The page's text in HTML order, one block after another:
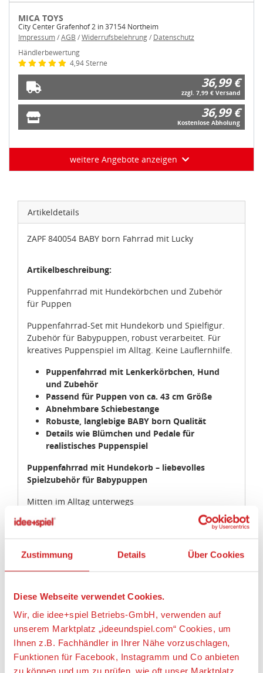
Zustimmung Details Über Cookies
Diese Webseite verwendet Cookies.
Wir, die idee+spiel Betriebs-GmbH, verwenden auf
unserem Marktplatz „ideeundspiel.com“ Cookies, um
Ihnen z.B. Fachhändler in Ihrer Nähe vorzuschlagen,
Funktionen für Facebook, Instagramm und Co anbieten
zu können und um zu prüfen, wie oft unser Marktplatz
MICA TOYS
City Center Grafenhof 2 in 37154 Northeim
Impressum/AGB /Widerrufsbelehrung/ Datenschutz
Händlerbewertung
4,94 Sterne
36,99 €
zzgl. 7,99 € Versand
36,99 €
Kostenlose Abholung
weitere Angebote anzeigen
Artikeldetails
ZAPF 840054 BABY born Fahrrad mit Lucky
Artikelbeschreibung:
Puppenfahrrad mit Hundekörbchen und Zubehör
für Puppen
Puppenfahrrad-Set mit Hundekorb und Spielfigur.
Zubehör für Babypuppen, robust verarbeitet. Für
kreatives Puppenspiel im Alltag. Keine Lauflernhilfe.
Puppenfahrrad mit Lenkerkörbchen, Hund
und Zubehör
Passend für Puppen von ca. 43 cm Größe
Abnehmbare Schiebestange
Robuste, langlebige BABY born Qualität
Details wie Blümchen und Pedale für
realistisches Puppenspiel
Puppenfahrrad mit Hundekorb – liebevolles
Spielzubehör für Babypuppen
Mitten im Alltag unterwegs
Wenn morgens die Sonne durchs Fenster scheint,
beginnt im Kinderzimmer ein neues Abenteuer. Das
Puppenfahrrad steht bereit, die Babypuppe nimmt
Platz, und der kleine Hund sitzt sicher im Korb
vorne. Schon kann die Fahrt losgehen – quer durch
das Kinderzimmer, über den Spielteppich oder
Dieses Puppenfahrrad lädt Kinder dazu ein,
vertraute Situationen nachzuspielen und eigene
kleine Geschichten zu erfinden. So wird das
Puppenspiel ganz natürlich Teil des Tages.
Für kleine Hände gemacht – mit viel Liebe zum